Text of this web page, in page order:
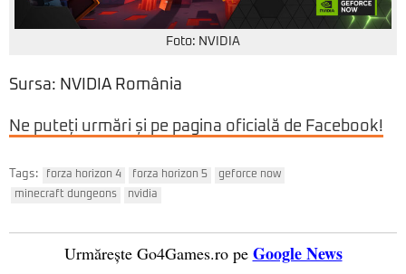
Foto: NVIDIA
Sursa: NVIDIA România
Ne puteți urmări și pe pagina oficială de Facebook!
Tags: forza horizon 4 forza horizon 5
geforce now
minecraft dungeons
nvidia
Urmărește Go4Games.ro pe Google News